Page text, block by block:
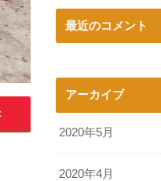
最近のコメント
アーカイブ
2020年5月
2020年4月